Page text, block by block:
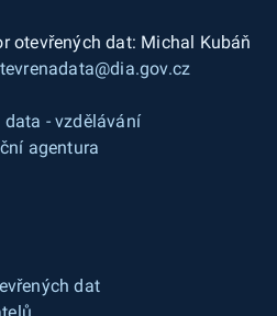
otevřených dat: Michal Kubáň
data - vzdělávání
agentura
dat